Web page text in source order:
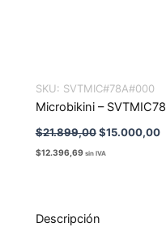
SKU: SVTMIC#78A#000
Microbikini – SVTMIC78
$21.899,00 $15.000,00
$12.396,69 sin IVA
Descripción